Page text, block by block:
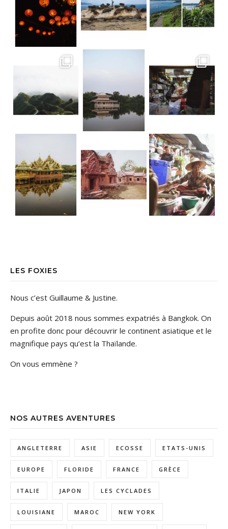
LES FOXIES
Nous c’est Guillaume & Justine.
Depuis août 2018 nous sommes expatriés à Bangkok. On
en profite donc pour découvrir le continent asiatique et le
magnifique pays qu’est la Thaïlande.
On vous emmène ?
NOS AUTRES AVENTURES
ANGLETERRE ASIE ECOSSE ETATS-UNIS
EUROPE FLORIDE FRANCE GRÈCE
ITALIE JAPON LES CYCLADES
LOUISIANE MAROC NEW YORK